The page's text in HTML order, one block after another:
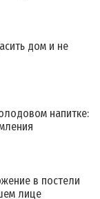
дом и не
напитке:
в постели
лице